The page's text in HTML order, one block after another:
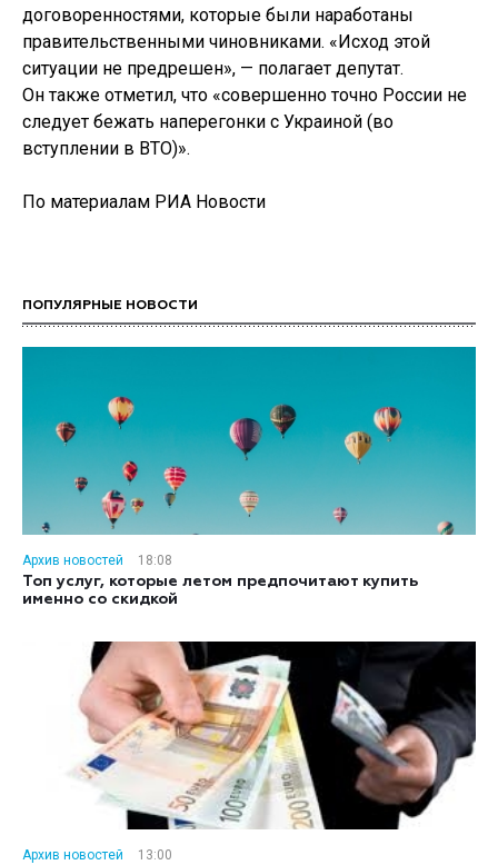
договоренностями, которые были наработаны
правительственными чиновниками. «Исход этой
ситуации не предрешен», — полагает депутат.
Он также отметил, что «совершенно точно России не
следует бежать наперегонки с Украиной (во
вступлении в ВТО)».
По материалам РИА Новости
ПОПУЛЯРНЫЕ НОВОСТИ
Архив новостей
18:08
Топ услуг, которые летом предпочитают купить
именно со скидкой
Архив новостей
13:00